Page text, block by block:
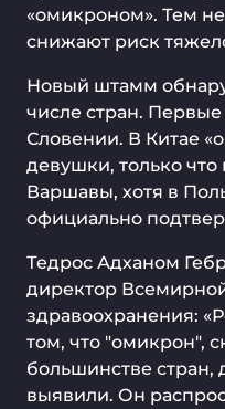
«омикроном». Тем
снижают риск
Новый штамм
числе стран.
Словении. В Китае
девушки, только
Варшавы, хотя в
официально
Тедрос Адханом
директор
здравоохранения:
том, что "омикрон",
большинстве стран,
выявили. Он